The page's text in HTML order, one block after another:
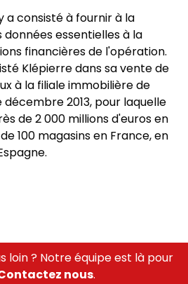
a consisté à fournir à la
essentielles à la
financières de l'opération.
Klépierre dans sa vente de
à la filiale immobilière de
2013, pour laquelle
de 2 000 millions d'euros en
100 magasins en France, en
loin ? Notre équipe est là pour
nous.